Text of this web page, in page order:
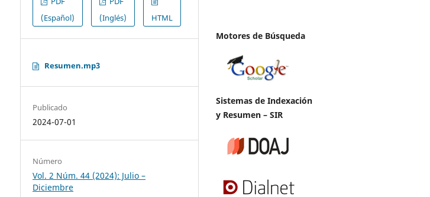
(Español)
(Inglés)
HTML
Resumen.mp3
Publicado
2024-07-01
Número
Vol. 2 Núm. 44 (2024): Julio –
Diciembre
Motores de Búsqueda
Sistemas de Indexación
y Resumen – SIR